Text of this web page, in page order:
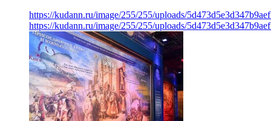
https://kudann.ru/image/255/255/uploads/
https://kudann.ru/image/255/255/uploads/